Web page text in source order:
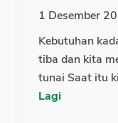
1 Desember
Kebutuhan
tiba dan kita
tunai Saat itu
Lagi